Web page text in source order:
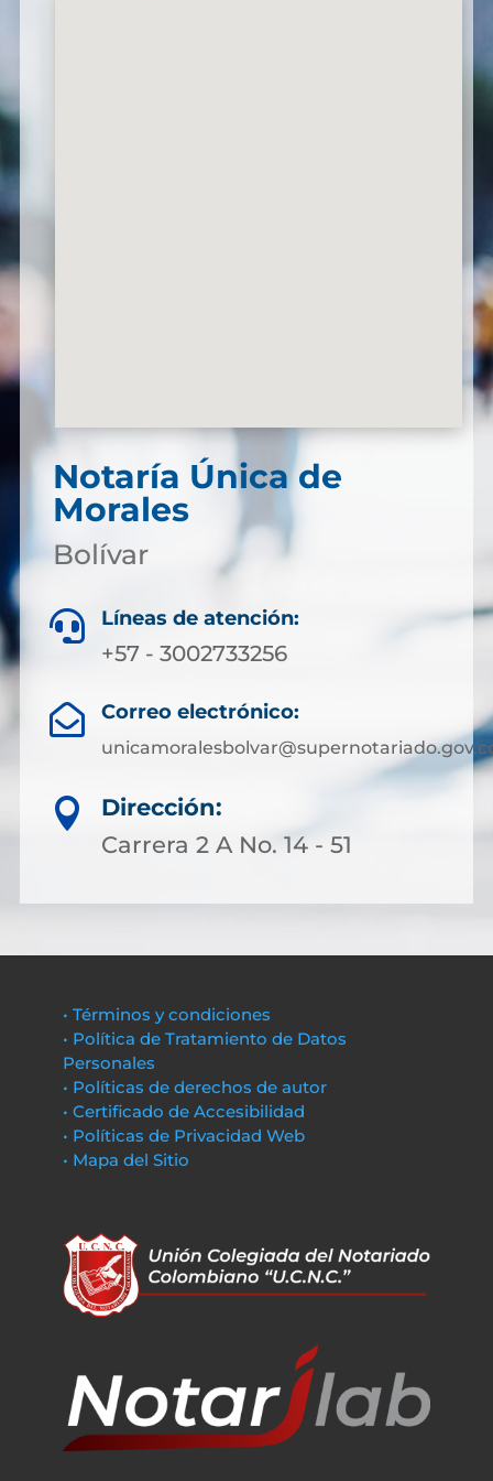
Notaría Única de
Morales
Bolívar
 Líneas de atención:
+57 - 3002733256
 Correo electrónico:

Dirección:
Carrera 2 A No. 14 - 51
• Términos y condiciones
• Política de Tratamiento de Datos
Personales
• Políticas de derechos de autor
• Certificado de Accesibilidad
• Políticas de Privacidad Web
• Mapa del Sitio